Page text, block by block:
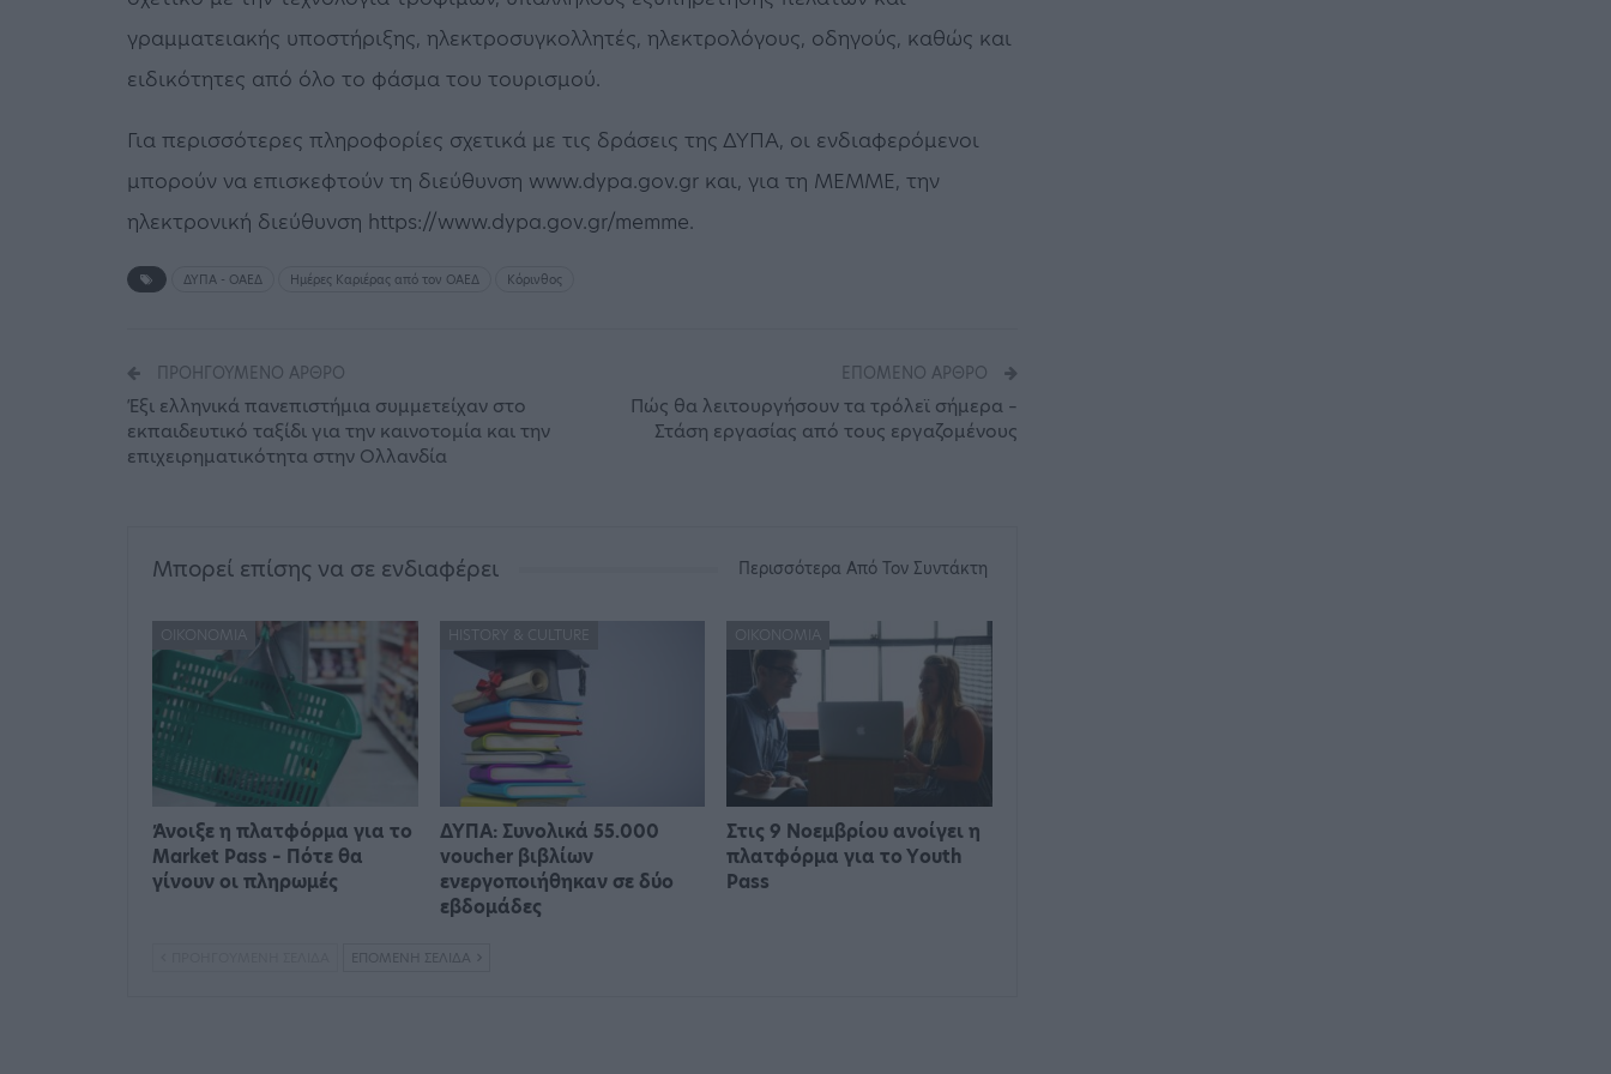
γραμματειακής υποστήριξης, ηλεκτροσυγκολλητές, ηλεκτρολόγους, οδηγούς, καθώς και
ειδικότητες από όλο το φάσμα του τουρισμού.
Για περισσότερες πληροφορίες σχετικά με τις δράσεις της ΔΥΠΑ, οι ενδιαφερόμενοι
μπορούν να επισκεφτούν τη διεύθυνση www.dypa.gov.gr και, για τη ΜΕΜΜΕ, την
ηλεκτρονική διεύθυνση https://www.dypa.gov.gr/memme.
ΔΥΠΑ - ΟΑΕΔ Ημέρες Καριέρας από τον ΟΑΕΔ Κόρινθος
ΠΡΟΗΓΟΎΜΕΝΟ ΆΡΘΡΟ
Έξι ελληνικά πανεπιστήμια συμμετείχαν στο
εκπαιδευτικό ταξίδι για την καινοτομία και την
επιχειρηματικότητα στην Ολλανδία
ΕΠΌΜΕΝΟ ΆΡΘΡΟ
Πώς θα λειτουργήσουν τα τρόλεϊ σήμερα –
Στάση εργασίας από τους εργαζομένους
Μπορεί επίσης να σε ενδιαφέρει Περισσότερα Από Τον Συντάκτη
ΟΙΚΟΝΟΜΊΑ
Άνοιξε η πλατφόρμα για το
Market Pass – Πότε θα
γίνουν οι πληρωμές
HISTORY & CULTURE
ΔΥΠΑ: Συνολικά 55.000
voucher βιβλίων
ενεργοποιήθηκαν σε δύο
εβδομάδες
ΟΙΚΟΝΟΜΊΑ
Στις 9 Νοεμβρίου ανοίγει η
πλατφόρμα για το Υouth
Pass
ΕΠΌΜΕΝΗ ΣΕΛΊΔΑ